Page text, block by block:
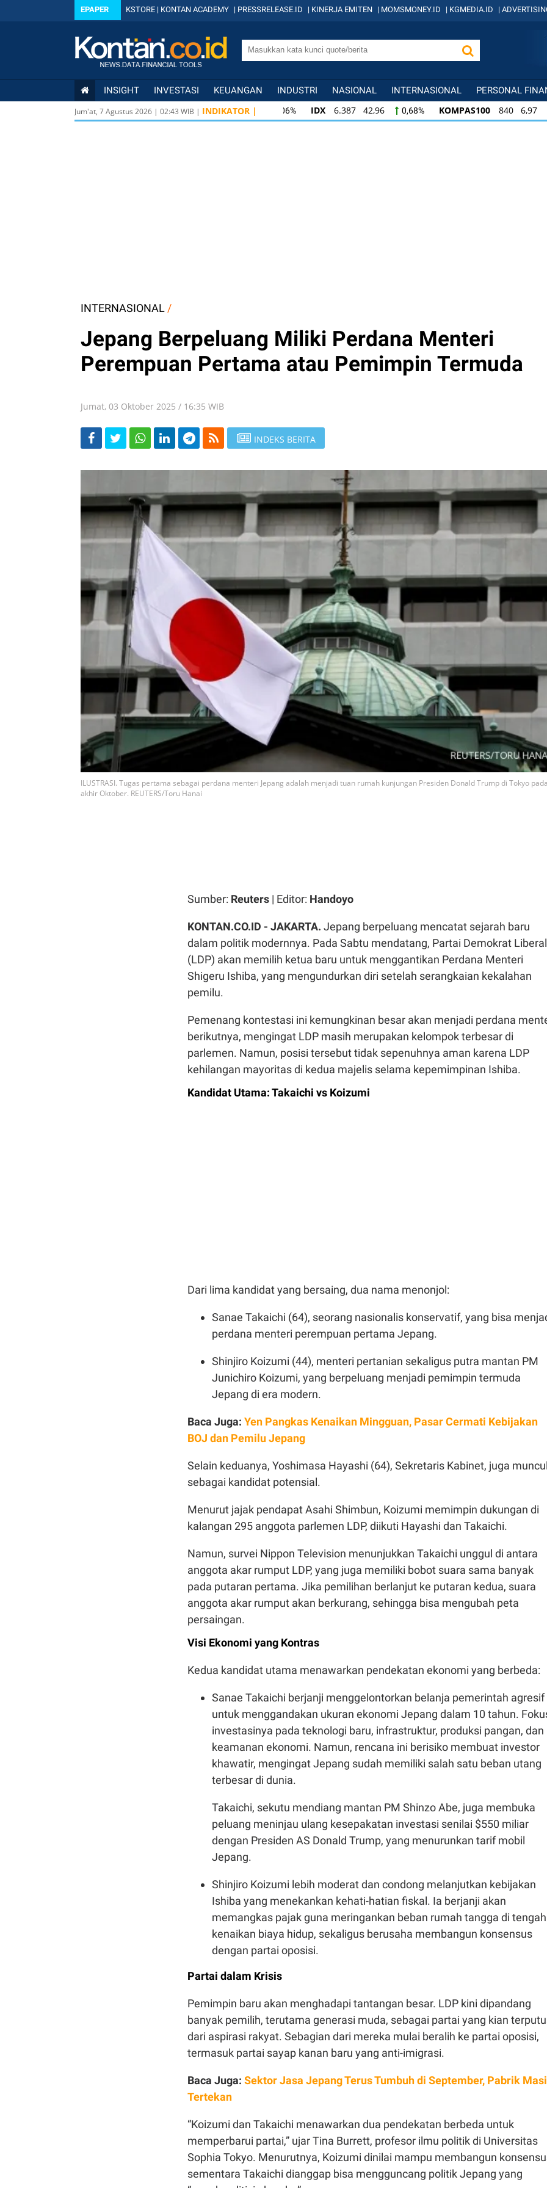
EPAPER KSTORE | KONTAN ACADEMY | PRESSRELEASE.ID | KINERJA EMITEN | MOMSMONEY.ID | KGMEDIA.ID |
INSIGHT INVESTASI KEUANGAN INDUSTRI NASIONAL INTERNASIONAL PERSONAL
Jum'at, 7 Agustus 2026 | 02:43 WIB | INDIKATOR | IDX 6.387 42,96 0,68% KOMPAS100 840 6,97
KOMPAS100 840 6,97 0,84% LQ45 637 6,03 0,96%
INTERNASIONAL /
Jepang Berpeluang Miliki Perdana Menteri
Perempuan Pertama atau Pemimpin Termuda
Jumat, 03 Oktober 2025 / 16:35 WIB
INDEKS BERITA
ILUSTRASI. Tugas pertama sebagai perdana menteri Jepang adalah menjadi tuan rumah kunjungan Presiden Donald Trump di Tokyo
akhir Oktober. REUTERS/Toru Hanai
Sumber: Reuters | Editor: Handoyo
KONTAN.CO.ID - JAKARTA. Jepang berpeluang mencatat sejarah baru
dalam politik modernnya. Pada Sabtu mendatang, Partai Demokrat Liberal
(LDP) akan memilih ketua baru untuk menggantikan Perdana Menteri
Shigeru Ishiba, yang mengundurkan diri setelah serangkaian kekalahan
pemilu.
Pemenang kontestasi ini kemungkinan besar akan menjadi perdana
berikutnya, mengingat LDP masih merupakan kelompok terbesar di
parlemen. Namun, posisi tersebut tidak sepenuhnya aman karena LDP
kehilangan mayoritas di kedua majelis selama kepemimpinan Ishiba.
Kandidat Utama: Takaichi vs Koizumi
Dari lima kandidat yang bersaing, dua nama menonjol:
Sanae Takaichi (64), seorang nasionalis konservatif, yang bisa
perdana menteri perempuan pertama Jepang.
Shinjiro Koizumi (44), menteri pertanian sekaligus putra mantan PM
Junichiro Koizumi, yang berpeluang menjadi pemimpin termuda
Jepang di era modern.
Baca Juga: Yen Pangkas Kenaikan Mingguan, Pasar Cermati Kebijakan
BOJ dan Pemilu Jepang
Selain keduanya, Yoshimasa Hayashi (64), Sekretaris Kabinet, juga
sebagai kandidat potensial.
Menurut jajak pendapat Asahi Shimbun, Koizumi memimpin dukungan di
kalangan 295 anggota parlemen LDP, diikuti Hayashi dan Takaichi.
Namun, survei Nippon Television menunjukkan Takaichi unggul di antara
anggota akar rumput LDP, yang juga memiliki bobot suara sama banyak
pada putaran pertama. Jika pemilihan berlanjut ke putaran kedua, suara
anggota akar rumput akan berkurang, sehingga bisa mengubah peta
persaingan.
Visi Ekonomi yang Kontras
Kedua kandidat utama menawarkan pendekatan ekonomi yang berbeda:
Sanae Takaichi berjanji menggelontorkan belanja pemerintah agresif
untuk menggandakan ukuran ekonomi Jepang dalam 10 tahun.
investasinya pada teknologi baru, infrastruktur, produksi pangan, dan
keamanan ekonomi. Namun, rencana ini berisiko membuat investor
khawatir, mengingat Jepang sudah memiliki salah satu beban utang
terbesar di dunia.
Takaichi, sekutu mendiang mantan PM Shinzo Abe, juga membuka
peluang meninjau ulang kesepakatan investasi senilai $550 miliar
dengan Presiden AS Donald Trump, yang menurunkan tarif mobil
Jepang.
Shinjiro Koizumi lebih moderat dan condong melanjutkan kebijakan
Ishiba yang menekankan kehati-hatian fiskal. Ia berjanji akan
memangkas pajak guna meringankan beban rumah tangga di tengah
kenaikan biaya hidup, sekaligus berusaha membangun konsensus
dengan partai oposisi.
Partai dalam Krisis
Pemimpin baru akan menghadapi tantangan besar. LDP kini dipandang
banyak pemilih, terutama generasi muda, sebagai partai yang kian
dari aspirasi rakyat. Sebagian dari mereka mulai beralih ke partai oposisi,
termasuk partai sayap kanan baru yang anti-imigrasi.
Baca Juga: Sektor Jasa Jepang Terus Tumbuh di September, Pabrik
Tertekan
“Koizumi dan Takaichi menawarkan dua pendekatan berbeda untuk
memperbarui partai,” ujar Tina Burrett, profesor ilmu politik di Universitas
Sophia Tokyo. Menurutnya, Koizumi dinilai mampu membangun
sementara Takaichi dianggap bisa mengguncang politik Jepang yang